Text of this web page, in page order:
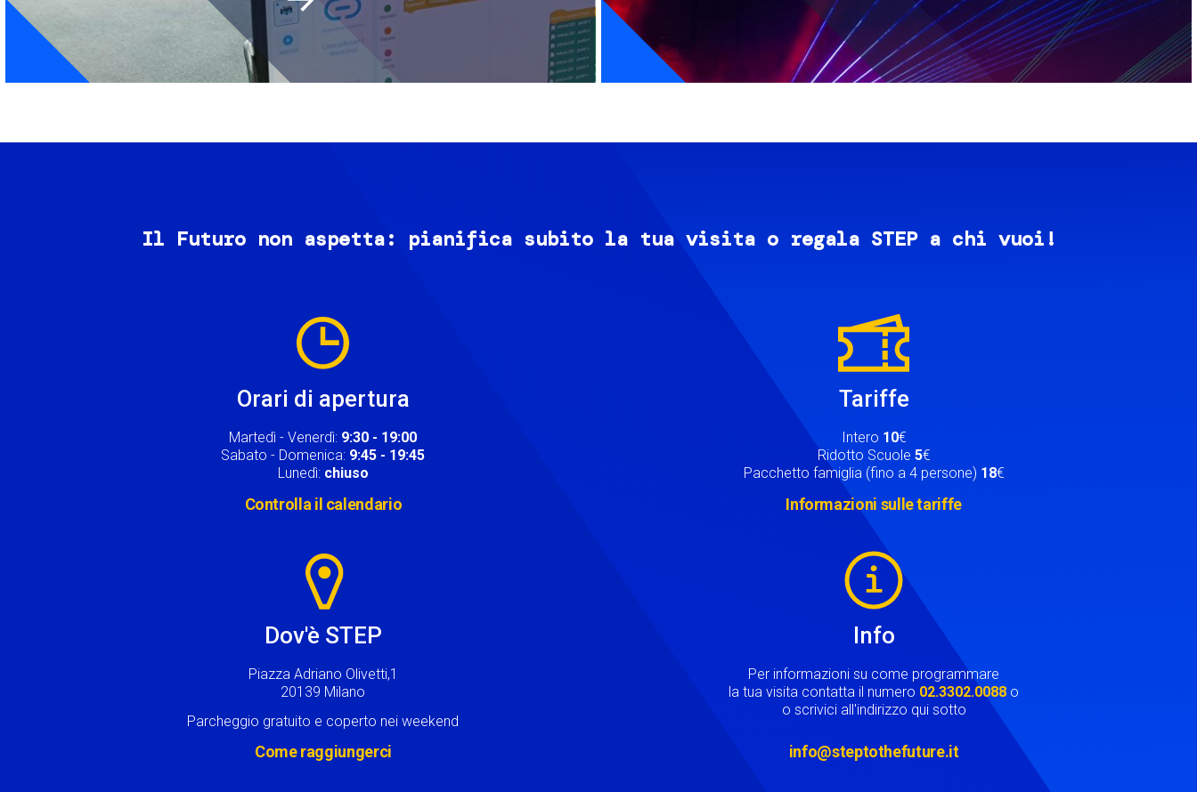
Il Futuro non aspetta: pianifica subito la tua visita o regala STEP a chi vuoi!
Orari di apertura
Martedì - Venerdì: 9:30 - 19:00
Sabato - Domenica: 9:45 - 19:45
Lunedì: chiuso
Controlla il calendario
Tariffe
Intero 10€
Ridotto Scuole 5€
Pacchetto famiglia (fino a 4 persone) 18€
Informazioni sulle tariffe
Dov'è STEP
Piazza Adriano Olivetti,1
20139 Milano
Parcheggio gratuito e coperto nei weekend
Come raggiungerci
Info
Per informazioni su come programmare
la tua visita contatta il numero 02.3302.0088 o
o scrivici all'indirizzo qui sotto
info@steptothefuture.it